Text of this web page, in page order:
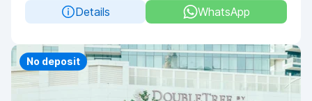
Details
WhatsApp
Priority
No deposit